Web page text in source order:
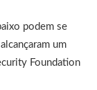
podem se
um
Foundation